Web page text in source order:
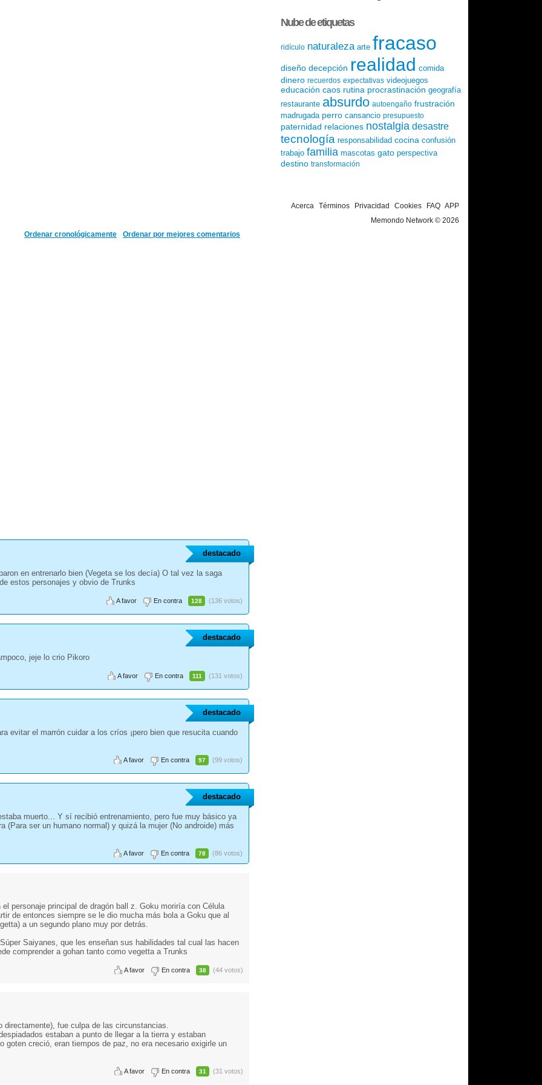
Ordenar por mejores comentarios
Ordenar cronológicamente
destacado
en entrenarlo bien (Vegeta se los decía) O tal vez la saga
estos personajes y obvio de Trunks
A favor En contra 128 (136 votos)
destacado
jeje lo crio Pikoro
A favor En contra 111 (131 votos)
destacado
evitar el marrón cuidar a los críos ¡pero bien que resucita cuando
A favor En contra 97 (99 votos)
destacado
muerto... Y sí recibió entrenamiento, pero fue muy básico ya
(Para ser un humano normal) y quizá la mujer (No androide) más
A favor En contra 78 (86 votos)
personaje principal de dragón ball z. Goku moriría con Célula
de entonces siempre se le dio mucha más bola a Goku que al
a un segundo plano muy por detrás.
Saiyanes, que les enseñan sus habilidades tal cual las hacen
comprender a gohan tanto como vegetta a Trunks
A favor En contra 38 (44 votos)
directamente), fue culpa de las circunstancias.
estaban a punto de llegar a la tierra y estaban
goten creció, eran tiempos de paz, no era necesario exigirle un
A favor En contra 31 (31 votos)
Nube de etiquetas
ridículo naturaleza arte fracaso
diseño decepción realidad comida
dinero recuerdos expectativas videojuegos
educación caos rutina procrastinación geografía
restaurante absurdo autoengaño frustración
madrugada perro cansancio presupuesto
paternidad relaciones nostalgia desastre
tecnología responsabilidad cocina confusión
trabajo familia mascotas gato perspectiva
destino transformación
Acerca Términos Privacidad Cookies FAQ APP
Memondo Network © 2026